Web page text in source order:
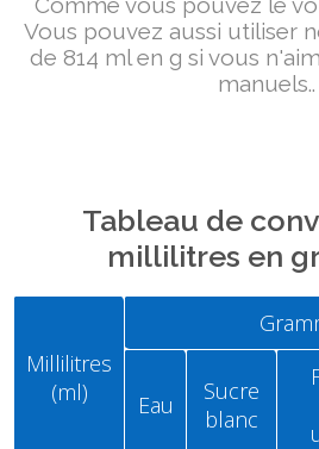
Vous pouvez aussi utiliser
de 814 ml en g si vous
manuels..
Tableau de
millilitres en
Millilitres
(ml)
Eau
Sucre
blanc